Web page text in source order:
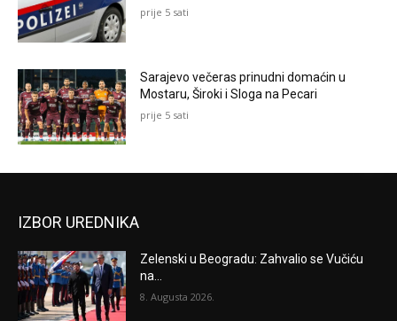
prije 5 sati
Sarajevo večeras prinudni domaćin u
Mostaru, Široki i Sloga na Pecari
prije 5 sati
IZBOR UREDNIKA
Zelenski u Beogradu: Zahvalio se Vučiću
na...
8. Augusta 2026.